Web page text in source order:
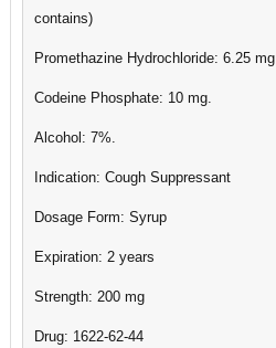
contains)
Promethazine Hydrochloride: 6.25 mg
Codeine Phosphate: 10 mg.
Alcohol: 7%.
Indication: Cough Suppressant
Dosage Form: Syrup
Expiration: 2 years
Strength: 200 mg
Drug: 1622-62-44